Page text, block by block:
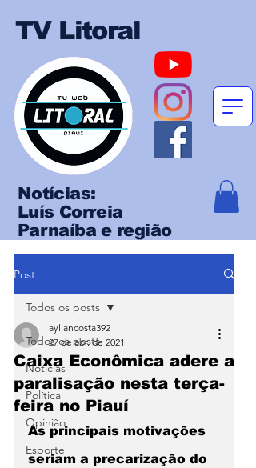
TV Litoral
Notícias:
Luís Correia
Parnaíba e região
Post
Todos os posts
Notícias
Política
Opinião
Esporte
Todos os posts
Caixa Econômica adere a
paralisação nesta terça-
feira no Piauí
ayllancosta392
27 de abr. de 2021
As principais motivações
seriam a precarização do